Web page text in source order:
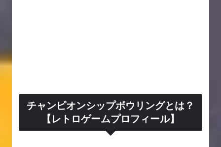
チャンピオンシップボウリングとは？
【レトロゲームプロフィール】